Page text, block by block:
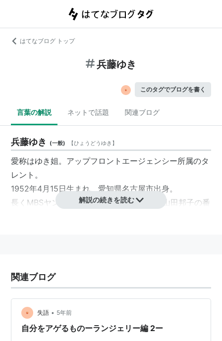
はてなブログ トップ
兵藤ゆき
このタグでブログを書く
言葉の解説 ネットで話題 関連ブログ
兵藤ゆき (一般) 【ひょうどうゆき 】
愛称はゆき姐。アップフロントエージェンシー所属のタ
レント。
1952年4月15日生まれ、愛知県名古屋市出身。
長くMBSヤングタウンのパーソナリティ、山田邦子の番
解説の続きを読む
関連ブログ
失語 • 5年前
自分をアゲるものーランジェリー編 2ー